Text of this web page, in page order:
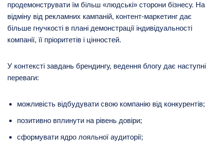
продемонструвати їм більш «людські» сторони бізнесу. На
відміну від рекламних кампаній, контент-маркетинг дає
більше гнучкості в плані демонстрації індивідуальності
компанії, її пріоритетів і цінностей.
У контексті завдань брендингу, ведення блогу дає наступні
переваги:
можливість відбудувати свою компанію від конкурентів;
позитивно вплинути на рівень довіри;
сформувати ядро лояльної аудиторії;